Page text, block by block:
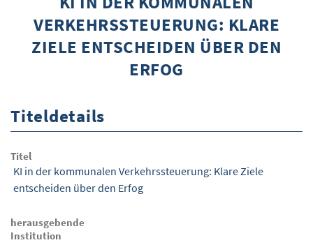
ÜBER WISOM
GUROM - MOBILITÄT SICHER GESTALTEN
NUTZUNGSBEDINGUNGEN
VERKEHRSSTEUERUNG: KLARE
ZIELE ENTSCHEIDEN ÜBER DEN
ERFOG
Titeldetails
Titel
KI in der kommunalen Verkehrssteuerung: Klare Ziele
entscheiden über den Erfog
herausgebende
Institution